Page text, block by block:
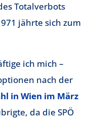
Totalverbots
jährte sich zum
ich mich –
nach der
in Wien im März
da die SPÖ